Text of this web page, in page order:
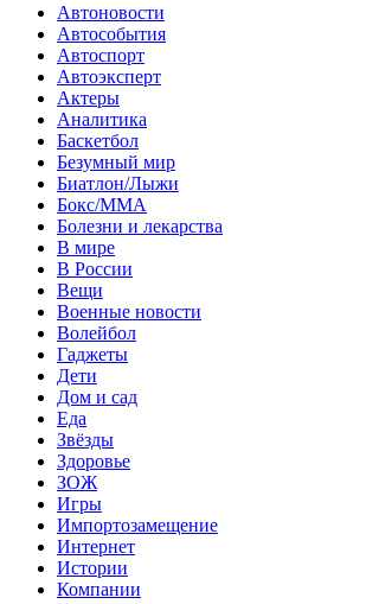
Автоновости
Автособытия
Автоспорт
Автоэксперт
Актеры
Аналитика
Баскетбол
Безумный мир
Биатлон/Лыжи
Бокс/MMA
Болезни и лекарства
В мире
В России
Вещи
Военные новости
Волейбол
Гаджеты
Дети
Дом и сад
Еда
Звёзды
Здоровье
ЗОЖ
Игры
Импортозамещение
Интернет
Истории
Компании